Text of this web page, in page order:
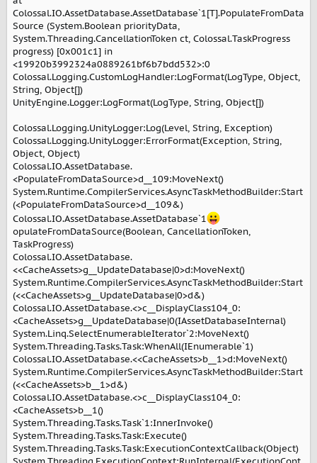
Colossal.IO.AssetDatabase.AssetDatabase`1[T].PopulateFromData
Source (System.Boolean priorityData,
System.Threading.CancellationToken ct, Colossal.TaskProgress
progress) [0x001c1] in
<19920b3992324a0889261bf6b7bdd532>:0
Colossal.Logging.CustomLogHandler:LogFormat(LogType, Object,
String, Object[])
UnityEngine.Logger:LogFormat(LogType, String, Object[])
Colossal.Logging.UnityLogger:Log(Level, String, Exception)
Colossal.Logging.UnityLogger:ErrorFormat(Exception, String,
Object, Object)
Colossal.IO.AssetDatabase.
<PopulateFromDataSource>d__109:MoveNext()
System.Runtime.CompilerServices.AsyncTaskMethodBuilder:Start
(<PopulateFromDataSource>d__109&)
Colossal.IO.AssetDatabase.AssetDatabase`1
opulateFromDataSource(Boolean, CancellationToken,
TaskProgress)
Colossal.IO.AssetDatabase.
<<CacheAssets>g__UpdateDatabase|0>d:MoveNext()
System.Runtime.CompilerServices.AsyncTaskMethodBuilder:Start
(<<CacheAssets>g__UpdateDatabase|0>d&)
Colossal.IO.AssetDatabase.<>c__DisplayClass104_0:
<CacheAssets>g__UpdateDatabase|0(IAssetDatabaseInternal)
System.Linq.SelectEnumerableIterator`2:MoveNext()
System.Threading.Tasks.Task:WhenAll(IEnumerable`1)
Colossal.IO.AssetDatabase.<<CacheAssets>b__1>d:MoveNext()
System.Runtime.CompilerServices.AsyncTaskMethodBuilder:Start
(<<CacheAssets>b__1>d&)
Colossal.IO.AssetDatabase.<>c__DisplayClass104_0:
<CacheAssets>b__1()
System.Threading.Tasks.Task`1:InnerInvoke()
System.Threading.Tasks.Task:Execute()
System.Threading.Tasks.Task:ExecutionContextCallback(Object)